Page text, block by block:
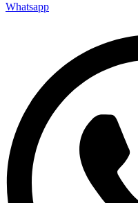
Whatsapp